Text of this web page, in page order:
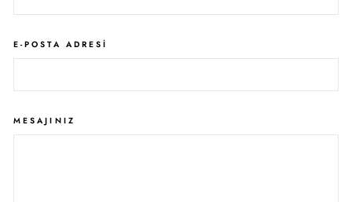
E-POSTA ADRESI
MESAJINIZ